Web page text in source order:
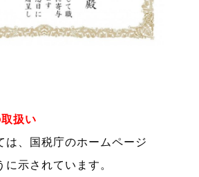
取扱い
は、国税庁のホームページ
に示されています。